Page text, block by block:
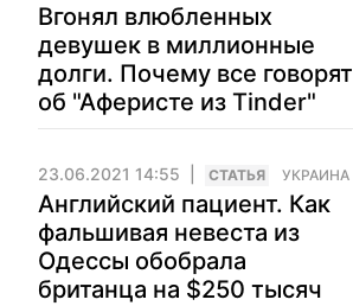
Вгонял влюбленных
девушек в миллионные
долги. Почему все говорят
об "Аферисте из Tinder"
23.06.2021 14:55 CТАТЬЯ УКРАИНА
Английский пациент. Как
фальшивая невеста из
Одессы обобрала
британца на $250 тысяч